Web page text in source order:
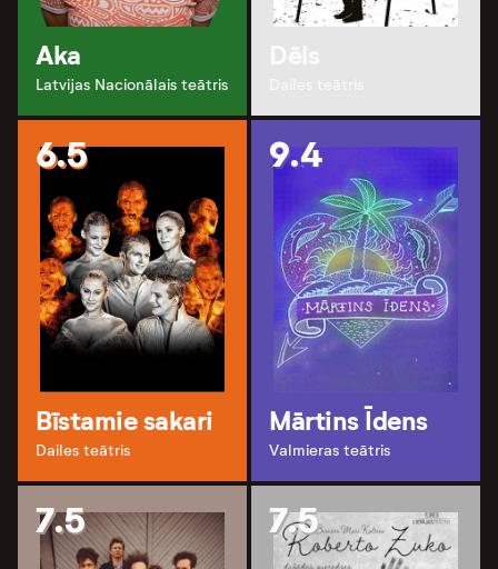
Aka
Latvijas Nacionālais teātris
6.5
Bīstamie sakari
Dailes teātris
9.4
Mārtins Īdens
Valmieras teātris
7.5 7.5